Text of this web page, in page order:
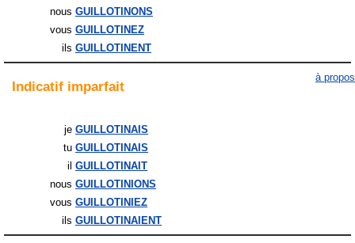
nous GUILLOTINONS
vous GUILLOTINEZ
ils GUILLOTINENT
Indicatif imparfait
à propos
je GUILLOTINAIS
tu GUILLOTINAIS
il GUILLOTINAIT
nous GUILLOTINIONS
vous GUILLOTINIEZ
ils GUILLOTINAIENT